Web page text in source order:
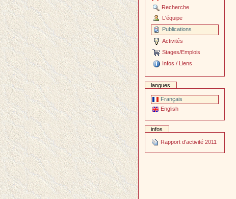
Recherche
L'équipe
Publications
Activités
Stages/Emplois
Infos / Liens
langues
Français
English
infos
Rapport d'activité 2011